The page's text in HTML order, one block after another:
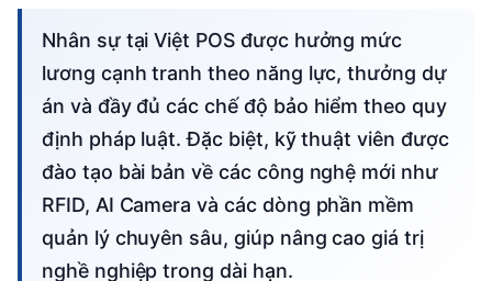
Nhân sự tại Việt POS được hưởng mức
lương cạnh tranh theo năng lực, thưởng dự
án và đầy đủ các chế độ bảo hiểm theo quy
định pháp luật. Đặc biệt, kỹ thuật viên được
đào tạo bài bản về các công nghệ mới như
RFID, AI Camera và các dòng phần mềm
quản lý chuyên sâu, giúp nâng cao giá trị
nghề nghiệp trong dài hạn.